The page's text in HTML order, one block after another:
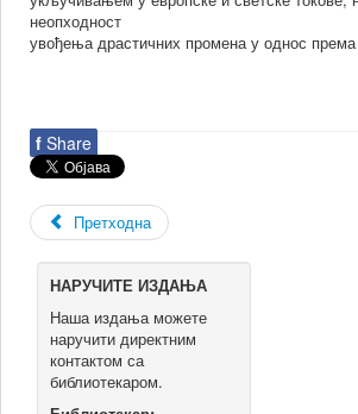
неопходност
увођења драстичних промена у однос
f Share
Претходна
НАРУЧИТЕ ИЗДАЊА
Наша издања можете
наручити директним
контактом са
библиотекаром.